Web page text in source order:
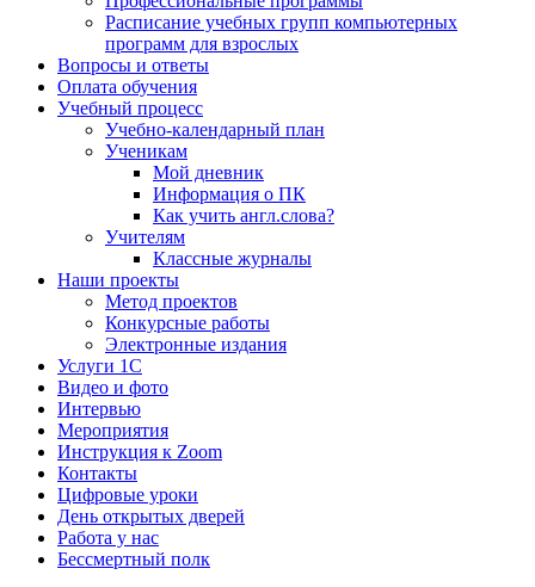
Расписание учебных групп компьютерных
программ для взрослых
Вопросы и ответы
Оплата обучения
Учебный процесс
Учебно-календарный план
Ученикам
Мой дневник
Информация о ПК
Как учить англ.слова?
Учителям
Классные журналы
Наши проекты
Метод проектов
Конкурсные работы
Электронные издания
Услуги 1C
Видео и фото
Интервью
Мероприятия
Инструкция к Zoom
Контакты
Цифровые уроки
День открытых дверей
Работа у нас
Бессмертный полк